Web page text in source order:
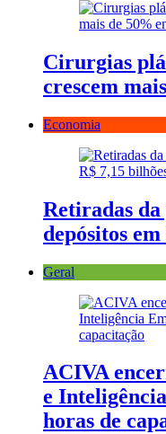
Cirurgias
crescem
Economia
Retiradas da
depósitos
Geral
ACIVA
e
horas de